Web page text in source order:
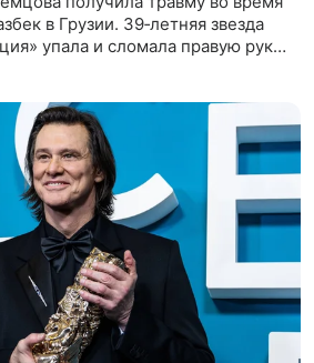
в Грузии. 39‑летняя звезда
упала и сломала правую руку.